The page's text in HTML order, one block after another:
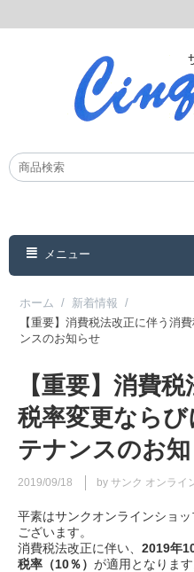
メニュー
ホーム / 新着情報 /
【重要】消費税法改正に伴う消
ンスのお知らせ
【重要】消費
税率変更なら
テナンスのお
2019/09/18 by サンク オンライ
平素はサンクオンラインショ
ございます。
消費税法改正に伴い、 2019年
税率（10％） が適用となります